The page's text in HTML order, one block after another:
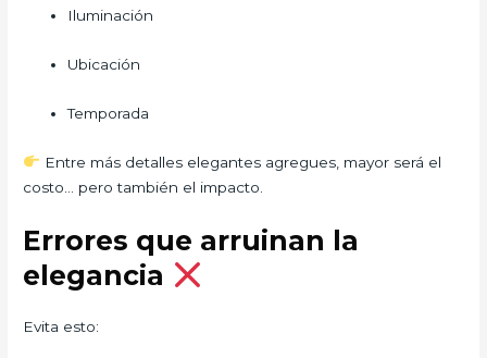
Iluminación
Ubicación
Temporada
Entre más detalles elegantes agregues, mayor será el
costo… pero también el impacto.
Errores que arruinan la
elegancia
Evita esto: